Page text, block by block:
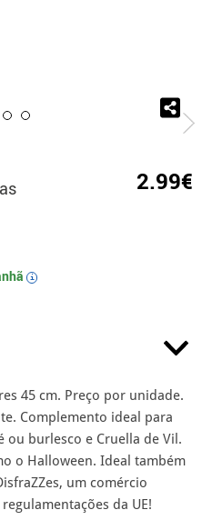
2.99€
i
45 cm. Preço por unidade.
Complemento ideal para
ou burlesco e Cruella de Vil.
o Halloween. Ideal também
um comércio
da UE!